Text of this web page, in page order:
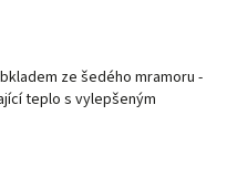
ze šedého mramoru -
teplo s vylepšeným